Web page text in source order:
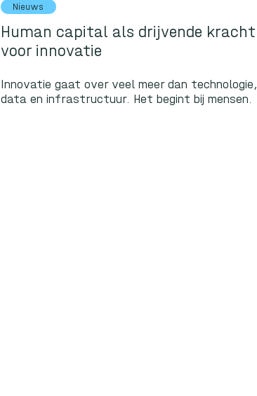
Nieuws
Human capital als drijvende kracht
voor innovatie
Innovatie gaat over veel meer dan technologie,
data en infrastructuur. Het begint bij mensen.